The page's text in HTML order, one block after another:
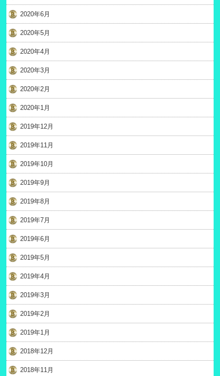
2020年6月
2020年5月
2020年4月
2020年3月
2020年2月
2020年1月
2019年12月
2019年11月
2019年10月
2019年9月
2019年8月
2019年7月
2019年6月
2019年5月
2019年4月
2019年3月
2019年2月
2019年1月
2018年12月
2018年11月